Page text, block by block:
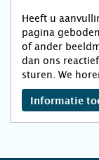
Heeft u
pagina
of ander
dan ons
sturen. We
Informatie